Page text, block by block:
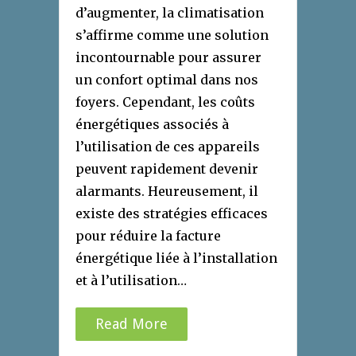
d’augmenter, la climatisation
s’affirme comme une solution
incontournable pour assurer
un confort optimal dans nos
foyers. Cependant, les coûts
énergétiques associés à
l’utilisation de ces appareils
peuvent rapidement devenir
alarmants. Heureusement, il
existe des stratégies efficaces
pour réduire la facture
énergétique liée à l’installation
et à l’utilisation…
Read More